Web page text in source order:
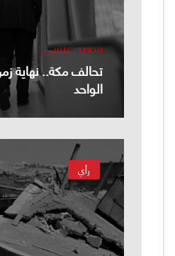
سعيد عيسى
تحالف مكة.. نهاية
الواحد
رأي